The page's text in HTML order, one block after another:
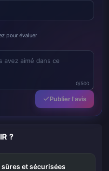
pour évaluer
0/500
Publier l'avis
?
et sécurisées